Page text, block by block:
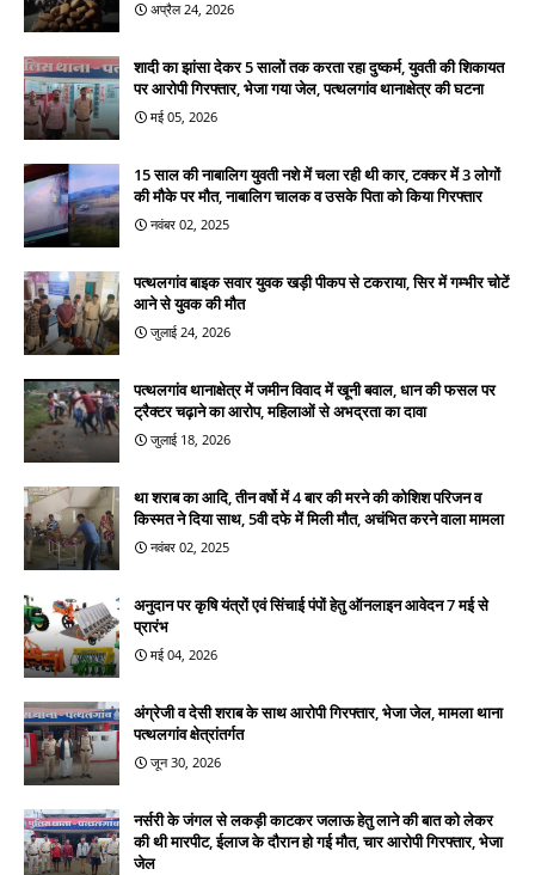
अप्रैल 24, 2026
शादी का झांसा देकर 5 सालों तक करता रहा दुष्कर्म, युवती की शिकायत
पर आरोपी गिरफ्तार, भेजा गया जेल, पत्थलगांव थानाक्षेत्र की घटना
मई 05, 2026
15 साल की नाबालिग युवती नशे में चला रही थी कार, टक्कर में 3 लोगों
की मौके पर मौत, नाबालिग चालक व उसके पिता को किया गिरफ्तार
नवंबर 02, 2025
पत्थलगांव बाइक सवार युवक खड़ी पीकप से टकराया, सिर में गम्भीर चोटें
आने से युवक की मौत
जुलाई 24, 2026
पत्थलगांव थानाक्षेत्र में जमीन विवाद में खूनी बवाल, धान की फसल पर
ट्रैक्टर चढ़ाने का आरोप, महिलाओं से अभद्रता का दावा
जुलाई 18, 2026
था शराब का आदि, तीन वर्षो में 4 बार की मरने की कोशिश परिजन व
किस्मत ने दिया साथ, 5वी दफे में मिली मौत, अचंभित करने वाला मामला
नवंबर 02, 2025
अनुदान पर कृषि यंत्रों एवं सिंचाई पंपों हेतु ऑनलाइन आवेदन 7 मई से
प्रारंभ
मई 04, 2026
अंग्रेजी व देसी शराब के साथ आरोपी गिरफ्तार, भेजा जेल, मामला थाना
पत्थलगांव क्षेत्रांतर्गत
जून 30, 2026
नर्सरी के जंगल से लकड़ी काटकर जलाऊ हेतु लाने की बात को लेकर
की थी मारपीट, ईलाज के दौरान हो गई मौत, चार आरोपी गिरफ्तार, भेजा
जेल